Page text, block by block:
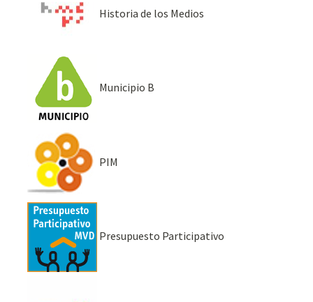
Historia de los Medios
Municipio B
PIM
Presupuesto Participativo